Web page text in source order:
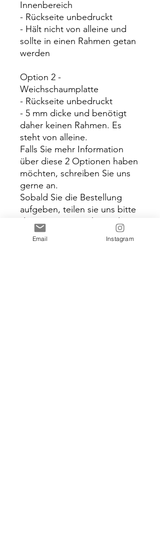
Innenbereich
- Rückseite unbedruckt
- Hält nicht von alleine und
sollte in einen Rahmen getan
werden
Option 2 -
Weichschaumplatte
- Rückseite unbedruckt
- 5 mm dicke und benötigt
daher keinen Rahmen. Es
steht von alleine.
Falls Sie mehr Information
über diese 2 Optionen haben
möchten, schreiben Sie uns
gerne an.
Sobald Sie die Bestellung
aufgeben, teilen sie uns bitte
die Namen + Hochzeitsdatum
mit damit wir Ihr persönliches
Schild anfertigen können. Wir
Email Instagram